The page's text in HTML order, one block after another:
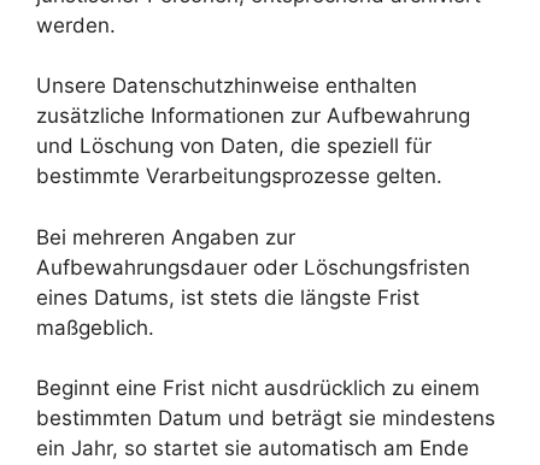
werden.
Unsere Datenschutzhinweise enthalten
zusätzliche Informationen zur Aufbewahrung
und Löschung von Daten, die speziell für
bestimmte Verarbeitungsprozesse gelten.
Bei mehreren Angaben zur
Aufbewahrungsdauer oder Löschungsfristen
eines Datums, ist stets die längste Frist
maßgeblich.
Beginnt eine Frist nicht ausdrücklich zu einem
bestimmten Datum und beträgt sie mindestens
ein Jahr, so startet sie automatisch am Ende